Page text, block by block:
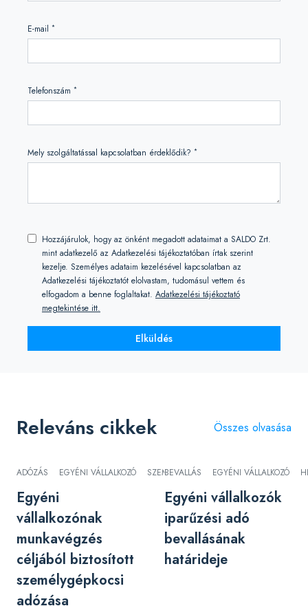
E-mail *
Telefonszám *
Mely szolgáltatással kapcsolatban érdeklődik? *
Hozzájárulok, hogy az önként megadott adataimat a SALDO Zrt.
mint adatkezelő az Adatkezelési tájékoztatóban írtak szerint
kezelje. Személyes adataim kezelésével kapcsolatban az
Adatkezelési tájékoztatót elolvastam, tudomásul vettem és
elfogadom a benne foglaltakat. Adatkezelési tájékoztató
megtekintése itt.
Elküldés
Releváns cikkek Összes olvasása
ADÓZÁS EGYÉNI VÁLLALKOZÓ SZEMÉLYGÉPKOCSI
Egyéni
vállalkozónak
munkavégzés
céljából biztosított
személygépkocsi
adózása
BEVALLÁS EGYÉNI VÁLLALKOZÓ
Egyéni vállalkozók
iparűzési adó
bevallásának
határideje